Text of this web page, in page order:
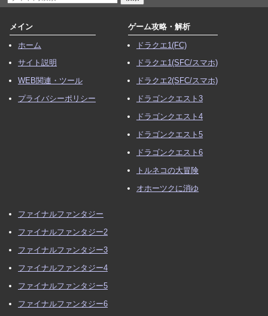
メイン
ホーム
サイト説明
WEB関連・ツール
プライバシーポリシー
ゲーム攻略・解析
ドラクエ1(FC)
ドラクエ1(SFC/スマホ)
ドラクエ2(SFC/スマホ)
ドラゴンクエスト3
ドラゴンクエスト4
ドラゴンクエスト5
ドラゴンクエスト6
トルネコの大冒険
オホーツクに消ゆ
ファイナルファンタジー
ファイナルファンタジー2
ファイナルファンタジー3
ファイナルファンタジー4
ファイナルファンタジー5
ファイナルファンタジー6